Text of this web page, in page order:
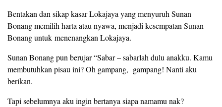
Bentakan dan sikap kasar Lokajaya yang menyuruh Sunan
Bonang memilih harta atau nyawa, menjadi kesempatan Sunan
Bonang untuk menenangkan Lokajaya.
Sunan Bonang pun berujar “Sabar – sabarlah dulu anakku. Kamu
membutuhkan pisau ini? Oh gampang, gampang! Nanti aku
berikan.
Tapi sebelumnya aku ingin bertanya siapa namamu nak?